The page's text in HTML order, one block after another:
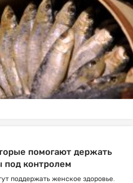
помогают держать
под контролем
поддержать женское здоровье.